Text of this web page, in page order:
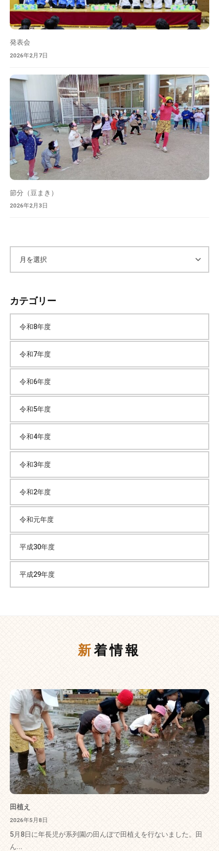
発表会
2026年2月7日
節分（豆まき）
2026年2月3日
カ
イ
ブ
カテゴリー
令和8年度
令和7年度
令和6年度
令和5年度
令和4年度
令和3年度
令和2年度
令和元年度
平成30年度
平成29年度
新着情報
田植え
2026年5月8日
5月8日に年長児が系列園の田んぼで田植えを行ないました。田
ん...